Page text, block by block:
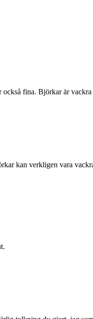
fina. Björkar är vackra
kan verkligen vara